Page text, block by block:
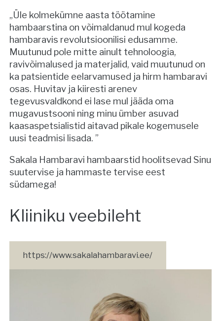
„Üle kolmekümne aasta töötamine
hambaarstina on võimaldanud mul kogeda
hambaravis revolutsioonilisi edusamme.
Muutunud pole mitte ainult tehnoloogia,
ravivõimalused ja materjalid, vaid muutunud on
ka patsientide eelarvamused ja hirm hambaravi
osas. Huvitav ja kiiresti arenev
tegevusvaldkond ei lase mul jääda oma
mugavustsooni ning minu ümber asuvad
kaasaspetsialistid aitavad pikale kogemusele
uusi teadmisi lisada. ”
Sakala Hambaravi hambaarstid hoolitsevad Sinu
suutervise ja hammaste tervise eest
südamega!
Kliiniku veebileht
https://www.sakalahambaravi.ee/